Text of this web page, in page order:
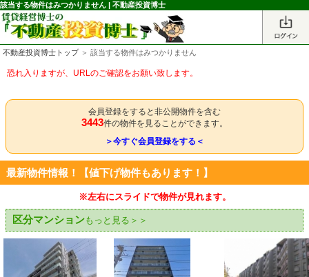
該当する物件はみつかりません | 不動産投資博士
不動産投資博士トップ＞ 該当する物件はみつかりません
恐れ入りますが、URLのご確認をお願い致します。
会員登録をすると非公開物件を含む
3443件の物件を見ることができます。
＞今すぐ会員登録をする＜
最新物件情報！【値下げ物件もあります！】
※左右にスライドで物件が見れます。
区分マンションもっと見る＞＞